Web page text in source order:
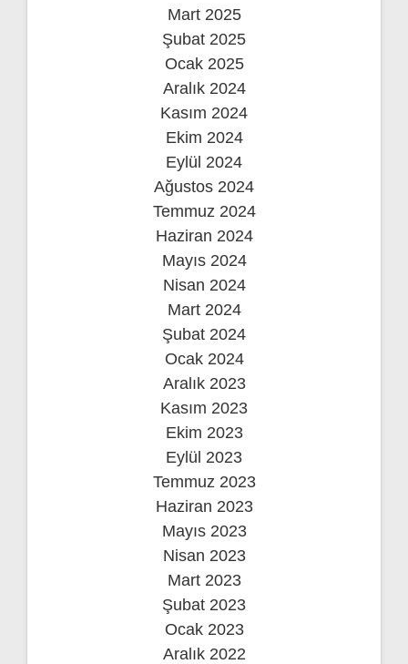
Mart 2025
Şubat 2025
Ocak 2025
Aralık 2024
Kasım 2024
Ekim 2024
Eylül 2024
Ağustos 2024
Temmuz 2024
Haziran 2024
Mayıs 2024
Nisan 2024
Mart 2024
Şubat 2024
Ocak 2024
Aralık 2023
Kasım 2023
Ekim 2023
Eylül 2023
Temmuz 2023
Haziran 2023
Mayıs 2023
Nisan 2023
Mart 2023
Şubat 2023
Ocak 2023
Aralık 2022